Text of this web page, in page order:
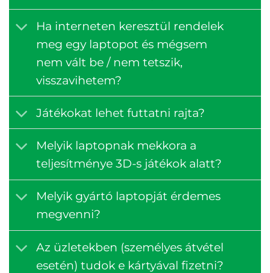
Ha interneten keresztül rendelek
meg egy laptopot és mégsem
nem vált be / nem tetszik,
visszavihetem?
Játékokat lehet futtatni rajta?
Melyik laptopnak mekkora a
teljesítménye 3D-s játékok alatt?
Melyik gyártó laptopját érdemes
megvenni?
Az üzletekben (személyes átvétel
esetén) tudok e kártyával fizetni?